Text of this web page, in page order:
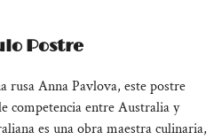
Postre
rusa Anna Pavlova, este postre
competencia entre Australia y
es una obra maestra culinaria,